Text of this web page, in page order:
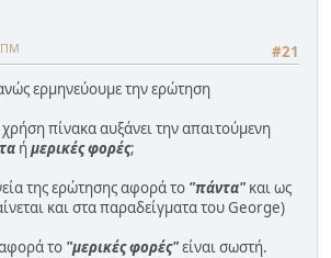
#21
ΠΜ
ερμηνεύουμε την ερώτηση
πίνακα αυξάνει την απαιτούμενη
ήμερικές φορές;
της ερώτησης αφορά το "πάντα" και ως
και στα παραδείγματα του George)
το "μερικές φορές"είναι σωστή.